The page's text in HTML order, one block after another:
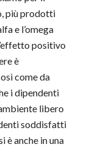
più prodotti
e l’omega
positivo
è
come da
i dipendenti
libero
soddisfatti
è anche in una